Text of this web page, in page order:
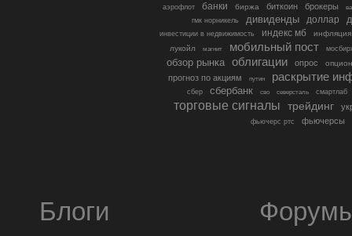
аэрофлот банки биржа биткоин брокеры
гмк норникель
дивиденды доллар
инвестиции в недвижимость индекс мб
инфляция
лукойл
магнит мобильный пост
обзор рынка облигации опрос
прогноз по акциям путин раскрытие
сбер сбербанк сво северсталь смартлаб
торговые сигналы трейдинг
фьючерс ртс фьючерсы
Блоги